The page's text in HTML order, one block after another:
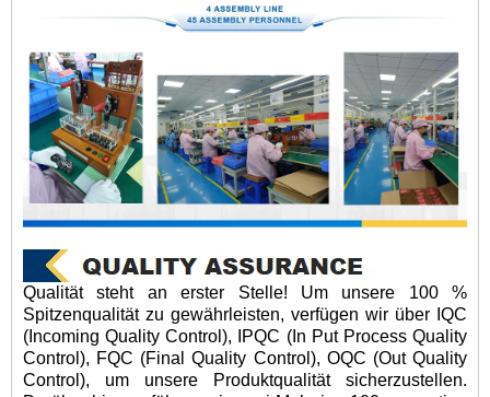
Qualität steht an erster Stelle! Um unsere 100 %
Spitzenqualität zu gewährleisten, verfügen wir über IQC
(Incoming Quality Control), IPQC (In Put Process Quality
Control), FQC (Final Quality Control), OQC (Out Quality
Control), um unsere Produktqualität sicherzustellen.